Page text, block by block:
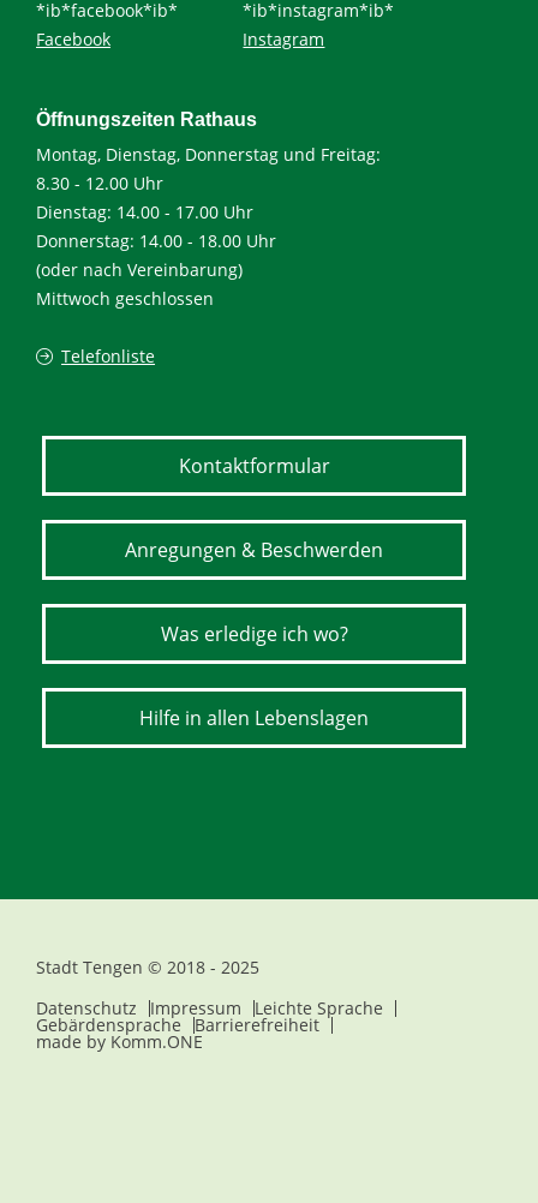
*ib*facebook*ib*
Facebook
*ib*instagram*ib*
Instagram
Öffnungszeiten Rathaus
Montag, Dienstag, Donnerstag und Freitag:
8.30 - 12.00 Uhr
Dienstag: 14.00 - 17.00 Uhr
Donnerstag: 14.00 - 18.00 Uhr
(oder nach Vereinbarung)
Mittwoch geschlossen
Telefonliste
Kontaktformular
Anregungen & Beschwerden
Was erledige ich wo?
Hilfe in allen Lebenslagen
Stadt Tengen © 2018 - 2025
Datenschutz
Impressum Leichte Sprache
Gebärdensprache Barrierefreiheit
made by Komm.ONE